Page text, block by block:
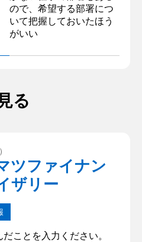
ので、希望する部署につ
いて把握しておいたほう
がいい
る
ツファイナン
ザリー
ことを入力ください。